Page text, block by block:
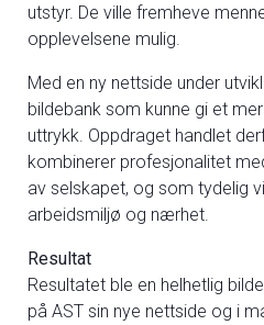
utstyr. De ville fremheve
opplevelsene mulig.
Med en ny nettside under
bildebank som kunne gi et
uttrykk. Oppdraget handlet
kombinerer profesjonalitet
av selskapet, og som tydelig
arbeidsmiljø og nærhet.
Resultat
Resultatet ble en helhetlig
på AST sin nye nettside og i